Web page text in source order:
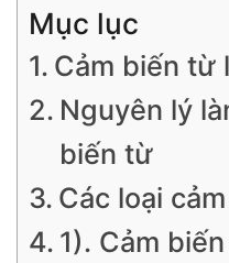
Mục lục
Cảm biến từ
Nguyên lý
biến từ
Các loại
1). Cảm